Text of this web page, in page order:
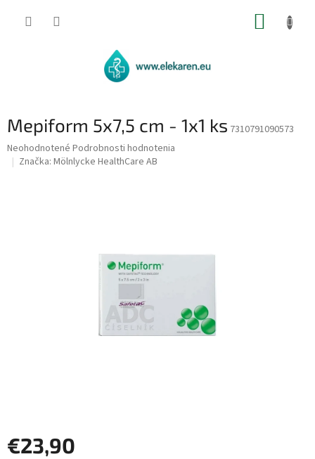
Mepiform 5x7,5 cm - 1x1 ks 7310791090573
Priemerné
hodnotenie
Neohodnotené Podrobnosti hodnotenia
Značka: Mölnlycke HealthCare AB
€23,90